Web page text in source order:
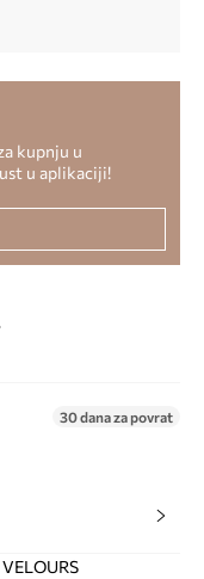
kupnju u
u aplikaciji!
30 dana za povrat